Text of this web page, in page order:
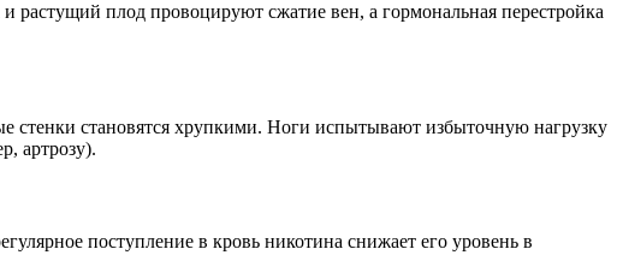
растущий плод провоцируют сжатие вен, а гормональная перестройка
стенки становятся хрупкими. Ноги испытывают избыточную нагрузку
артрозу).
поступление в кровь никотина снижает его уровень в